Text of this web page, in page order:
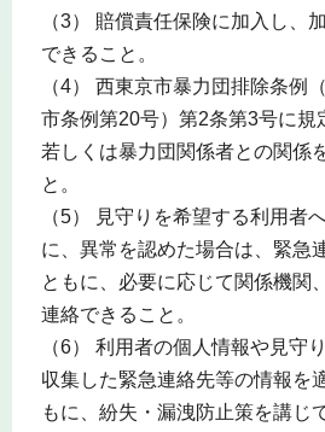
（3） 賠償責任保険に加入し、
できること。
（4） 西東京市暴力団排除条例
市条例第20号）第2条第3号に規
若しくは暴力団関係者との関係
と。
（5） 見守りを希望する利用者
に、異常を認めた場合は、緊急
ともに、必要に応じて関係機関
連絡できること。
（6） 利用者の個人情報や見守
収集した緊急連絡先等の情報を
もに、紛失・漏洩防止策を講じ